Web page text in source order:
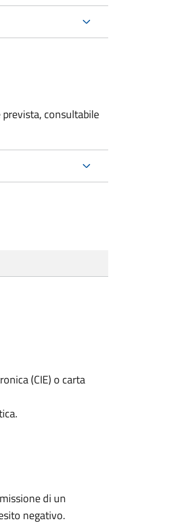
consultabile
(CIE) o carta
di un
negativo.